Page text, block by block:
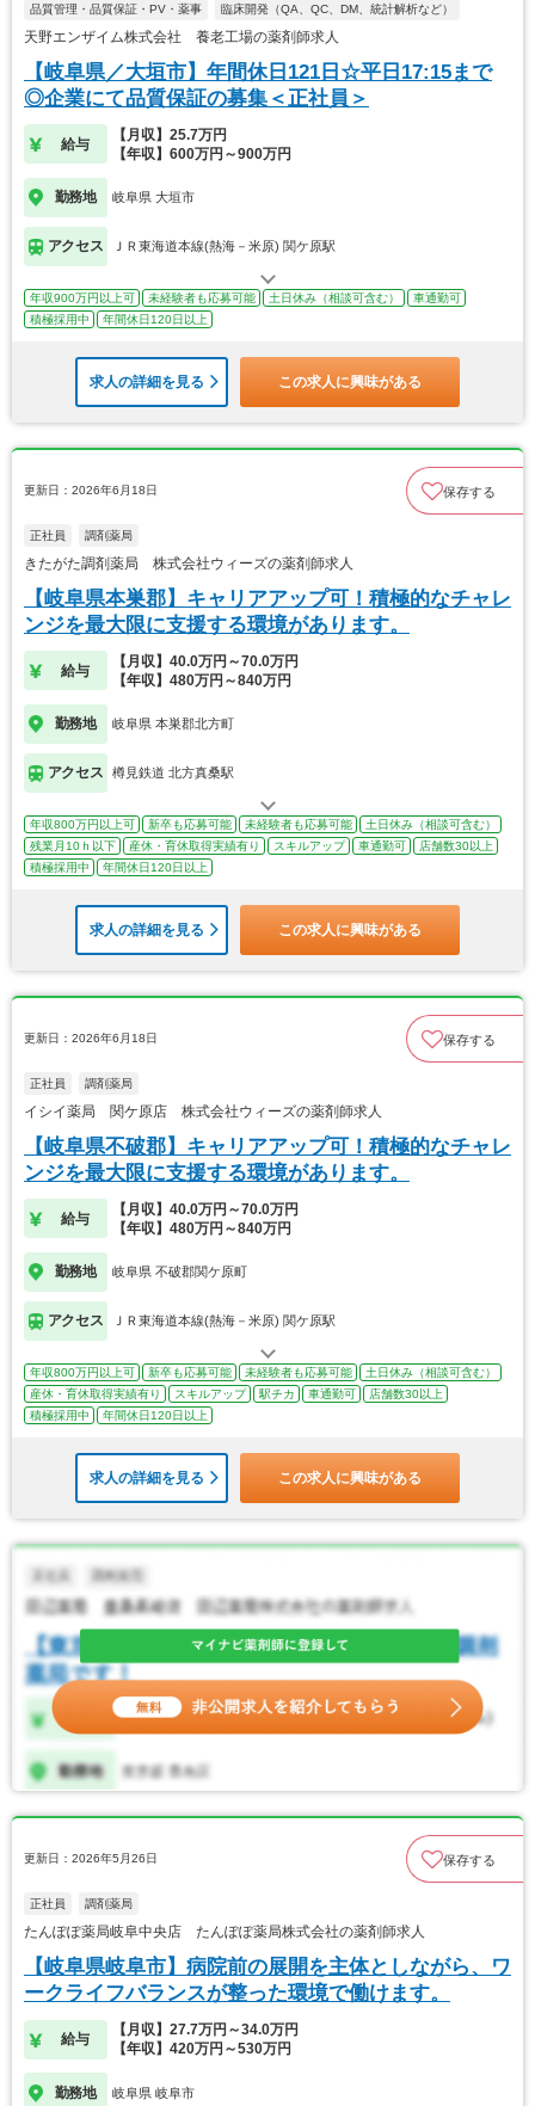
品質管理・品質保証・PV・薬事 臨床開発（QA、QC、DM、統計解析など）
天野エンザイム株式会社 養老工場の薬剤師求人
【岐阜県／大垣市】年間休日121日☆平日17:15まで
◎企業にて品質保証の募集＜正社員＞
給与
【月収】25.7万円
【年収】600万円～900万円
勤務地 岐阜県 大垣市
アクセス ＪＲ東海道本線(熱海－米原) 関ケ原駅
年収900万円以上可 未経験者も応募可能 土日休み（相談可含む）
車通勤可
積極採用中
年間休日120日以上
求人の詳細を見る この求人に興味がある
更新日：2026年6月18日 保存する
正社員 調剤薬局
きたがた調剤薬局 株式会社ウィーズの薬剤師求人
【岐阜県本巣郡】キャリアアップ可！積極的なチャレ
ンジを最大限に支援する環境があります。
給与
【月収】40.0万円～70.0万円
【年収】480万円～840万円
勤務地 岐阜県 本巣郡北方町
アクセス 樽見鉄道 北方真桑駅
年収800万円以上可 新卒も応募可能 未経験者も応募可能
土日休み（相談可含む）
残業月10ｈ以下
産休・育休取得実績有り スキルアップ 車通勤可
店舗数30以上
積極採用中
年間休日120日以上
求人の詳細を見る この求人に興味がある
更新日：2026年6月18日 保存する
正社員 調剤薬局
イシイ薬局 関ケ原店 株式会社ウィーズの薬剤師求人
【岐阜県不破郡】キャリアアップ可！積極的なチャレ
ンジを最大限に支援する環境があります。
給与
【月収】40.0万円～70.0万円
【年収】480万円～840万円
勤務地 岐阜県 不破郡関ケ原町
アクセス ＪＲ東海道本線(熱海－米原) 関ケ原駅
年収800万円以上可 新卒も応募可能 未経験者も応募可能
土日休み（相談可含む）
産休・育休取得実績有り
スキルアップ 駅チカ 車通勤可
店舗数30以上
積極採用中
年間休日120日以上
求人の詳細を見る この求人に興味がある
更新日：2026年5月26日 保存する
正社員 調剤薬局
たんぽぽ薬局岐阜中央店 たんぽぽ薬局株式会社の薬剤師求人
【岐阜県岐阜市】病院前の展開を主体としながら、ワ
ークライフバランスが整った環境で働けます。
給与
【月収】27.7万円～34.0万円
【年収】420万円～530万円
勤務地 岐阜県 岐阜市